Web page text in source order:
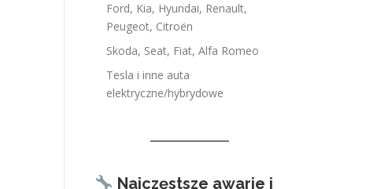
Ford, Kia, Hyundai, Renault,
Peugeot, Citroën
Skoda, Seat, Fiat, Alfa Romeo
Tesla i inne auta
elektryczne/hybrydowe
Najczęstsze awarie i